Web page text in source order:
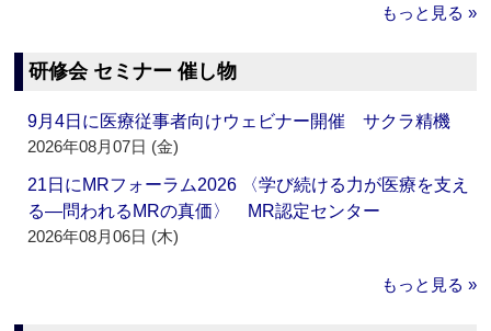
もっと見る »
研修会 セミナー 催し物
9月4日に医療従事者向けウェビナー開催 サクラ精機
2026年08月07日 (金)
21日にMRフォーラム2026 〈学び続ける力が医療を支え
る―問われるMRの真価〉 MR認定センター
2026年08月06日 (木)
もっと見る »